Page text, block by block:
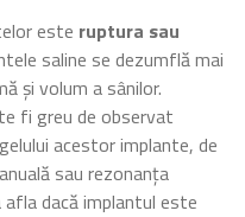
este ruptura sau
saline se dezumflă mai
și volum a sânilor.
fi greu de observat
acestor implante, de
sau rezonanța
afla dacă implantul este